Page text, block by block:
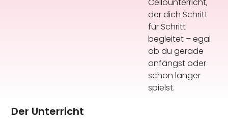
Cellounterricht,
der dich Schritt
für Schritt
begleitet – egal
ob du gerade
anfängst oder
schon länger
spielst.
Der Unterricht